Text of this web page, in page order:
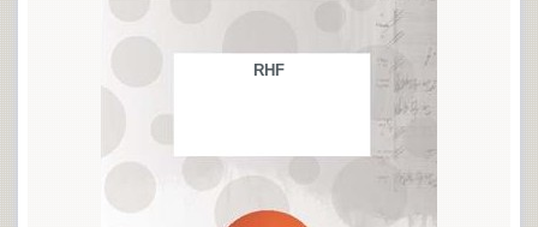
RHF